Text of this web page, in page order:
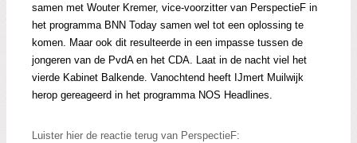
samen met Wouter Kremer, vice-voorzitter van PerspectieF in
het programma BNN Today samen wel tot een oplossing te
komen. Maar ook dit resulteerde in een impasse tussen de
jongeren van de PvdA en het CDA. Laat in de nacht viel het
vierde Kabinet Balkende. Vanochtend heeft IJmert Muilwijk
herop gereageerd in het programma NOS Headlines.
Luister hier de reactie terug van PerspectieF: